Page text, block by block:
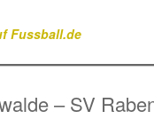
Fussball.de
– SV